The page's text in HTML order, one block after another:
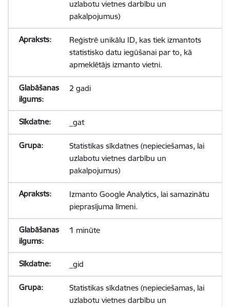
uzlabotu vietnes darbību un
pakalpojumus)
Reģistrē unikālu ID, kas tiek izmantots
statistisko datu iegūšanai par to, kā
apmeklētājs izmanto vietni.
2 gadi
_gat
Statistikas sīkdatnes (nepieciešamas, lai
uzlabotu vietnes darbību un
pakalpojumus)
Izmanto Google Analytics, lai samazinātu
pieprasījuma līmeni.
1 minūte
_gid
Statistikas sīkdatnes (nepieciešamas, lai
uzlabotu vietnes darbību un